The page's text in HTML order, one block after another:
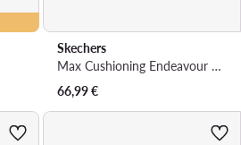
Skechers
Max Cushioning Endeavour 129470/RAS · Jooksujalatsid
66,99€